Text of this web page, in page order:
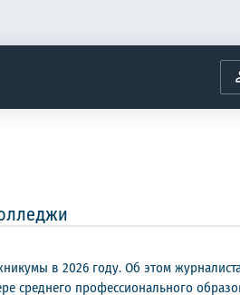
в 2026 году. Об этом
среднего профессионального